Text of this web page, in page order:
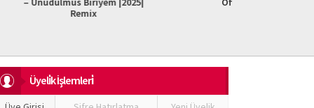
Üyeli̇k İşlemleri̇